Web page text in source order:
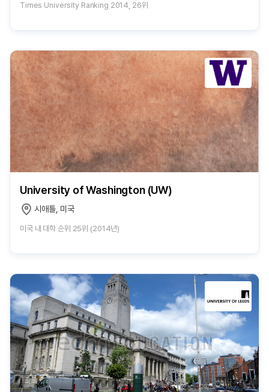
Times University Ranking 2014, 26위
University of Washington (UW)
시애틀, 미국
미국 내 대학 순위 25위 (2014년)